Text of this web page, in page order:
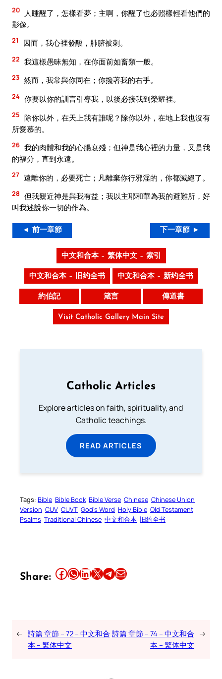
20
人睡醒了，怎樣看夢；主啊，你醒了也必照樣輕看他們的
影像。
21 因而，我心裡發酸，肺腑被刺。
22 我這樣愚昧無知，在你面前如畜類一般。
23 然而，我常與你同在；你攙著我的右手。
24 你要以你的訓言引導我，以後必接我到榮耀裡。
25 除你以外，在天上我有誰呢？除你以外，在地上我也沒有
所愛慕的。
26 我的肉體和我的心腸衰殘；但神是我心裡的力量，又是我
的福分，直到永遠。
27 遠離你的，必要死亡；凡離棄你行邪淫的，你都滅絕了。
28 但我親近神是與我有益；我以主耶和華為我的避難所，好
叫我述說你一切的作為。
◄ 前一章節 下一章節 ►
中文和合本 – 繁体中文 – 索引
中文和合本 – 旧约全书 中文和合本 – 新约全书
約伯記 箴言 傳道書
Visit Catholic Gallery Main Site
Catholic Articles
Explore articles on faith, spirituality, and
Catholic teachings.
READ ARTICLES
Tags: Bible Bible Book Bible Verse Chinese Chinese Union
Version CUV CUVT God’s Word Holy Bible Old Testament
Psalms Traditional Chinese 中文和合本 旧约全书
Share: Share this article on Facebook Share this article on WhatsApp Share this article on LinkedIn Share this article on X Share this article on TelegramEmail this Article
← 詩篇 章節 – 72 – 中文和合
本 – 繁体中文
詩篇 章節 – 74 – 中文和合
本 – 繁体中文
→